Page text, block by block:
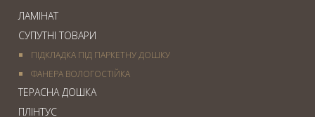
ЛАМІНАТ
СУПУТНІ ТОВАРИ
ПІДКЛАДКА ПІД ПАРКЕТНУ ДОШКУ
ФАНЕРА ВОЛОГОСТІЙКА
ТЕРАСНА ДОШКА
ПЛІНТУС